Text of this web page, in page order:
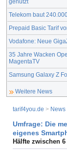
Telekom baut
Prepaid Basic Tarif
Vodafone: Neue
35 Jahre Wacken
MagentaTV
Samsung Galaxy Z
Weitere News
tarif4you.de > News
Umfrage: Die
eigenes
Hälfte zwischen